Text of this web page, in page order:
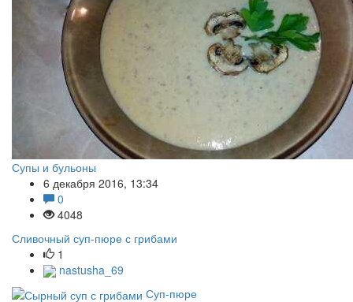
Супы и бульоны
6 декабря 2016, 13:34
0
4048
Сливочный суп-пюре с грибами
1
nastusha_69
Суп-пюре